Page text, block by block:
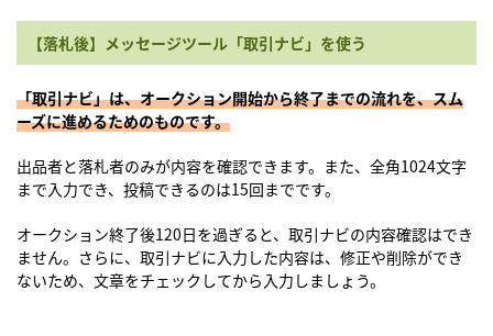
【落札後】メッセージツール「取引ナビ」を使う
「取引ナビ」は、オークション開始から終了までの流れを、スム
ーズに進めるためのものです。
出品者と落札者のみが内容を確認できます。また、全角1024文字
まで入力でき、投稿できるのは15回までです。
オークション終了後120日を過ぎると、取引ナビの内容確認はでき
ません。さらに、取引ナビに入力した内容は、修正や削除ができ
ないため、文章をチェックしてから入力しましょう。